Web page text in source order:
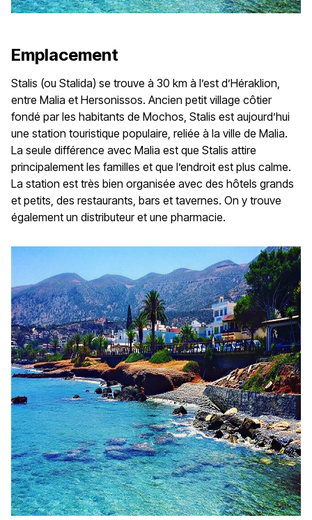
Emplacement
Stalis (ou Stalida) se trouve à 30 km à l’est d’Héraklion,
entre Malia et Hersonissos. Ancien petit village côtier
fondé par les habitants de Mochos, Stalis est aujourd’hui
une station touristique populaire, reliée à la ville de Malia.
La seule différence avec Malia est que Stalis attire
principalement les familles et que l’endroit est plus calme.
La station est très bien organisée avec des hôtels grands
et petits, des restaurants, bars et tavernes. On y trouve
également un distributeur et une pharmacie.